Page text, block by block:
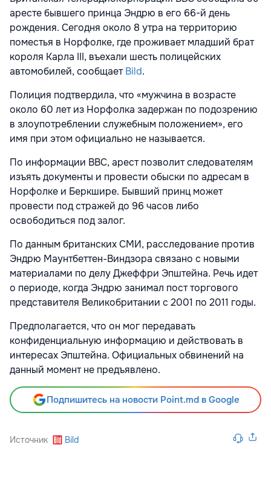
аресте бывшего принца Эндрю в его 66-й день
рождения. Сегодня около 8 утра на территорию
поместья в Норфолке, где проживает младший брат
короля Карла III, въехали шесть полицейских
автомобилей, сообщаетBild.
Полиция подтвердила, что «мужчина в возрасте
около 60 лет из Норфолка задержан по подозрению
в злоупотреблении служебным положением», его
имя при этом официально не называется.
По информации BBC, арест позволит следователям
изъять документы и провести обыски по адресам в
Норфолке и Беркшире. Бывший принц может
провести под стражей до 96 часов либо
освободиться под залог.
По данным британских СМИ, расследование против
Эндрю Маунтбеттен-Виндзора связано с новыми
материалами по делу Джеффри Эпштейна. Речь идет
о периоде, когда Эндрю занимал пост торгового
представителя Великобритании с 2001 по 2011 годы.
Предполагается, что он мог передавать
конфиденциальную информацию и действовать в
интересах Эпштейна. Официальных обвинений на
данный момент не предъявлено.
Подпишитесь на новости Point.md в Google
Источник Bild